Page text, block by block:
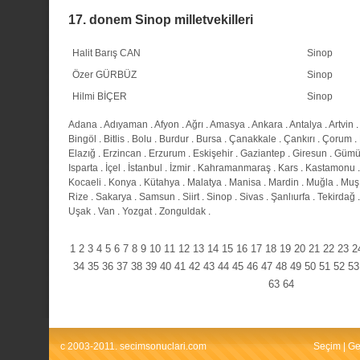
17. donem Sinop milletvekilleri
Halit Barış CAN
Sinop
Özer GÜRBÜZ
Sinop
Hilmi BİÇER
Sinop
Adana .Adıyaman .Afyon .Ağrı .Amasya .Ankara .Antalya .Artvin .
Bingöl . Bitlis . Bolu . Burdur . Bursa . Çanakkale . Çankırı . Çorum .
Elazığ . Erzincan . Erzurum . Eskişehir . Gaziantep . Giresun .
Isparta . İçel . İstanbul . İzmir . Kahramanmaraş . Kars . Kastamonu
Kocaeli . Konya . Kütahya . Malatya . Manisa . Mardin . Muğla . Muş
Rize . Sakarya . Samsun . Siirt. Sinop . Sivas . Şanlıurfa . Tekirdağ
Uşak . Van . Yozgat. Zonguldak .
1 2 3 4 5 6 7 8 9 10 11 12 13 14 15 16 17 18 19 20 21 22 23
34 35 36 37 38 39 40 41 42 43 44 45 46 47 48 49 50 51 52 53
63 64
c 2003-2011. secimsonuclari.com Seçim